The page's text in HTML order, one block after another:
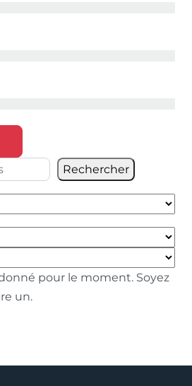
Rechercher
pour le moment. Soyez
un.